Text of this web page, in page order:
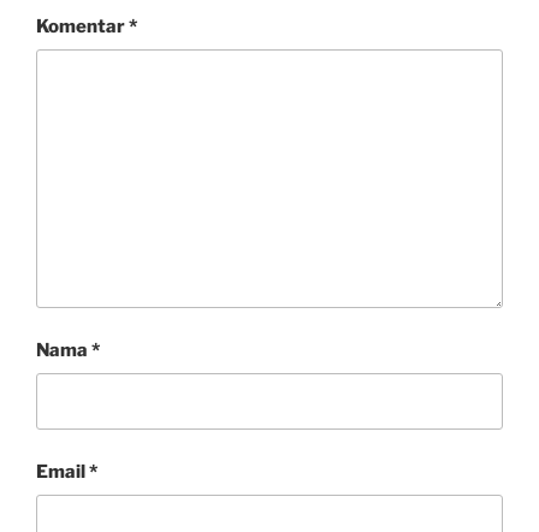
Komentar*
Nama *
Email*